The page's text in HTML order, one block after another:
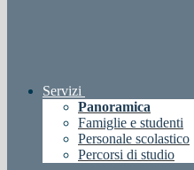
Servizi
Panoramica
Famiglie e studenti
Personale scolastico
Percorsi di studio